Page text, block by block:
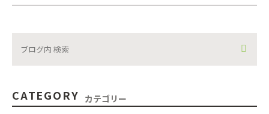
CATEGORY カテゴリー